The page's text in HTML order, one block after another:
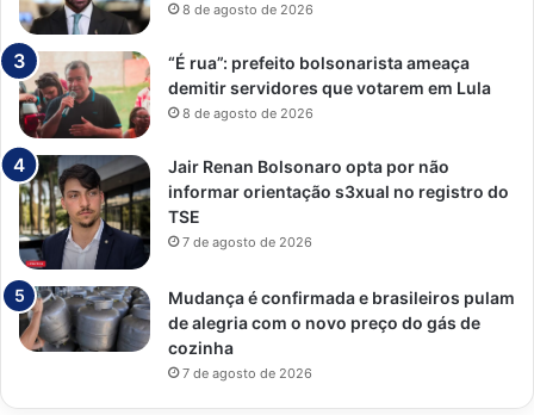
8 de agosto de 2026
“É rua”: prefeito bolsonarista ameaça
demitir servidores que votarem em Lula
8 de agosto de 2026
Jair Renan Bolsonaro opta por não
informar orientação s3xual no registro do
TSE
7 de agosto de 2026
Mudança é confirmada e brasileiros pulam
de alegria com o novo preço do gás de
cozinha
7 de agosto de 2026